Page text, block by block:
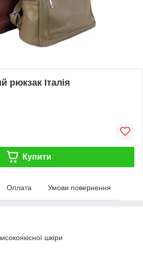
рюкзак Італія
Купити
Оплата Умови повернення
шкіри